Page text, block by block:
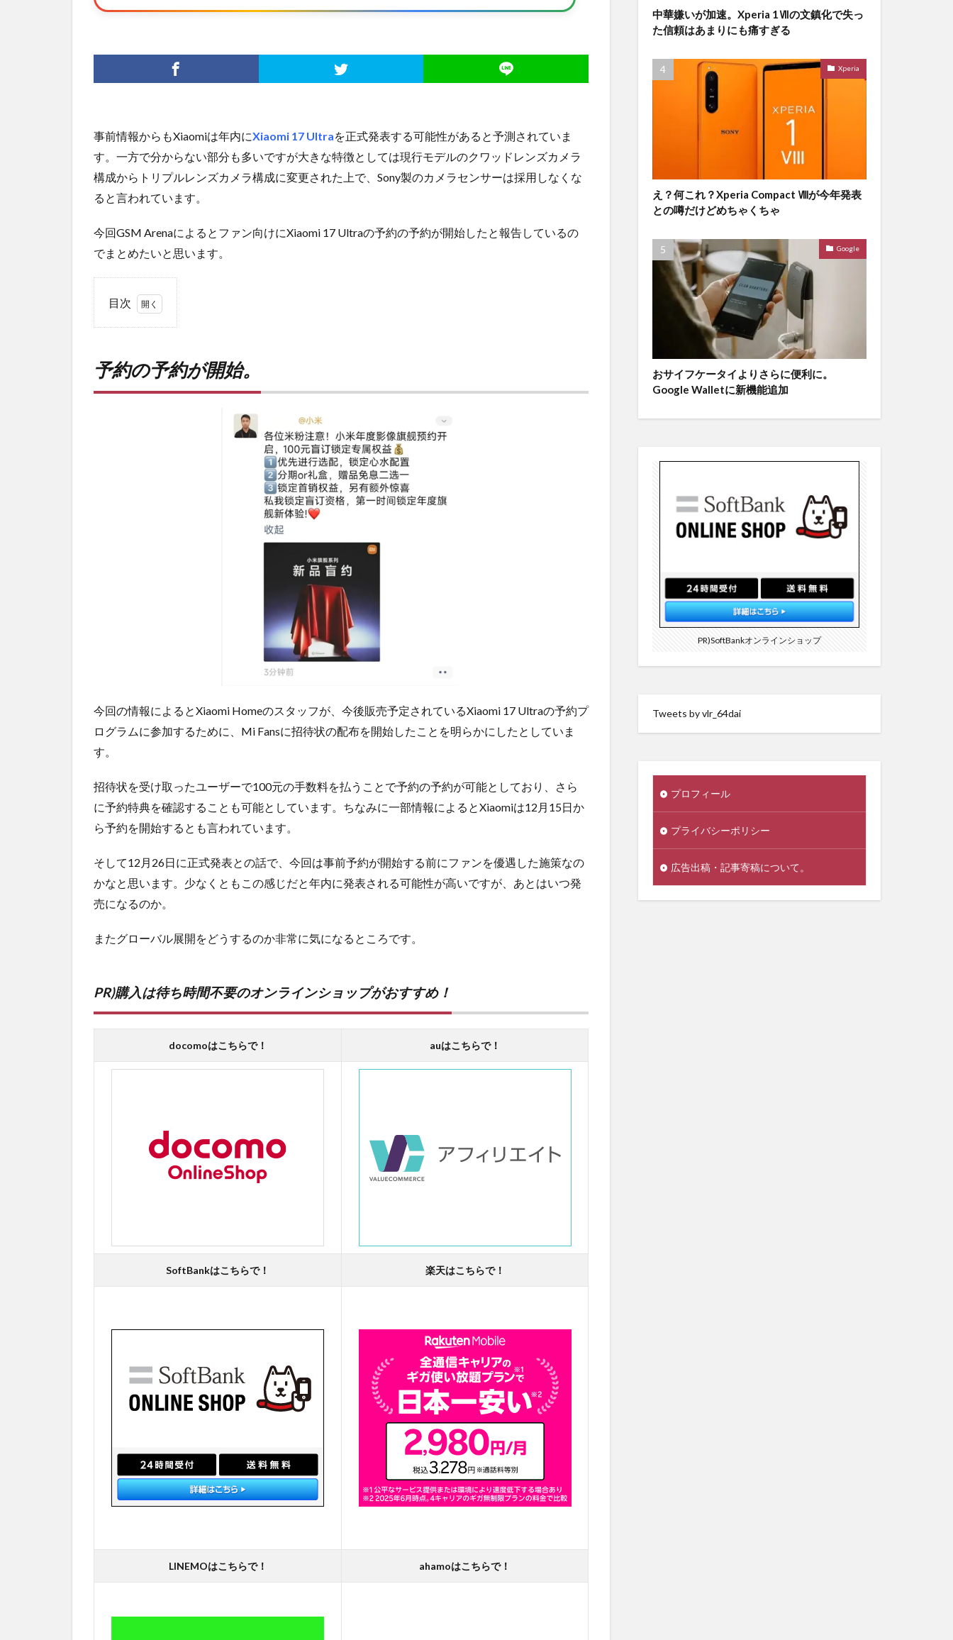
事前情報からもXiaomiは年内にXiaomi 17 Ultraを正式発表する可能性があると予測されていま
す。一方で分からない部分も多いですが大きな特徴としては現行モデルのクワッドレンズカメラ
構成からトリプルレンズカメラ構成に変更された上で、Sony製のカメラセンサーは採用しなくな
ると言われています。
今回GSM Arenaによるとファン向けにXiaomi 17 Ultraの予約の予約が開始したと報告しているの
でまとめたいと思います。
目次
約が
予約の予約が開始。
今回の情報によるとXiaomi Homeのスタッフが、今後販売予定されているXiaomi 17 Ultraの予約プ
ログラムに参加するために、Mi Fansに招待状の配布を開始したことを明らかにしたとしていま
す。
招待状を受け取ったユーザーで100元の手数料を払うことで予約の予約が可能としており、さら
に予約特典を確認することも可能としています。ちなみに一部情報によるとXiaomiは12月15日か
ら予約を開始するとも言われています。
そして12月26日に正式発表との話で、今回は事前予約が開始する前にファンを優遇した施策なの
かなと思います。少なくともこの感じだと年内に発表される可能性が高いですが、あとはいつ発
売になるのか。
またグローバル展開をどうするのか非常に気になるところです。
PR)購入は待ち時間不要のオンラインショップがおすすめ！
docomoはこちらで！ auはこちらで！
SoftBankはこちらで！ 楽天はこちらで！
LINEMOはこちらで！ ahamoはこちらで！
中華嫌いが加速。Xperia 1Ⅶの文鎮化で失っ
た信頼はあまりにも痛すぎる
Xperia
え？何これ？Xperia Compact Ⅷが今年発表
との噂だけどめちゃくちゃ
Google
おサイフケータイよりさらに便利に。
Google Walletに新機能追加
PR)SoftBankオンラインショップ
Tweets by vlr_64dai
プロフィール
プライバシーポリシー
広告出稿・記事寄稿について。